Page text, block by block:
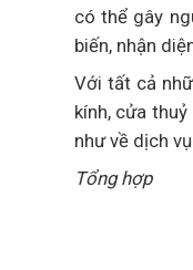
có thể gây
biến, nhận
Với tất cả
kính, cửa
như về dịch
Tổng hợp